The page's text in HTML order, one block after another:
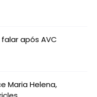
após AVC
Maria Helena,